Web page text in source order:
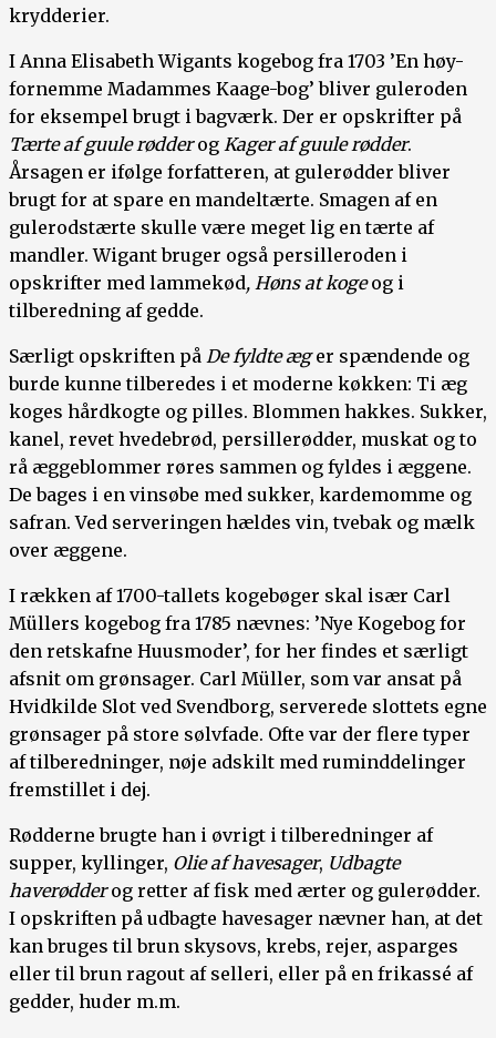
krydderier.
I Anna Elisabeth Wigants kogebog fra 1703 ’En høy-
fornemme Madammes Kaage-bog’ bliver guleroden
for eksempel brugt i bagværk. Der er opskrifter på
Tærte af guule rødderog Kager af guule rødder.
Årsagen er ifølge forfatteren, at gulerødder bliver
brugt for at spare en mandeltærte. Smagen af en
gulerodstærte skulle være meget lig en tærte af
mandler. Wigant bruger også persilleroden i
opskrifter med lammekød, Høns at kogeog i
tilberedning af gedde.
Særligt opskriften på De fyldte æger spændende og
burde kunne tilberedes i et moderne køkken: Ti æg
koges hårdkogte og pilles. Blommen hakkes. Sukker,
kanel, revet hvedebrød, persillerødder, muskat og to
rå æggeblommer røres sammen og fyldes i æggene.
De bages i en vinsøbe med sukker, kardemomme og
safran. Ved serveringen hældes vin, tvebak og mælk
over æggene.
I rækken af 1700-tallets kogebøger skal især Carl
Müllers kogebog fra 1785 nævnes: ’Nye Kogebog for
den retskafne Huusmoder’, for her findes et særligt
afsnit om grønsager. Carl Müller, som var ansat på
Hvidkilde Slot ved Svendborg, serverede slottets egne
grønsager på store sølvfade. Ofte var der flere typer
af tilberedninger, nøje adskilt med ruminddelinger
fremstillet i dej.
Rødderne brugte han i øvrigt i tilberedninger af
supper, kyllinger, Olie af havesager, Udbagte
haverødderog retter af fisk med ærter og gulerødder.
I opskriften på udbagte havesager nævner han, at det
kan bruges til brun skysovs, krebs, rejer, asparges
eller til brun ragout af selleri, eller på en frikassé af
gedder, huder m.m.